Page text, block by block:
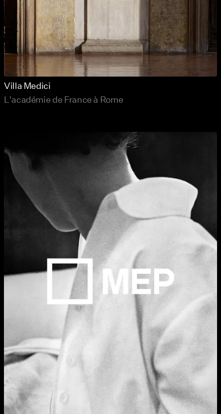
Villa Medici
L'académie de France à Rome